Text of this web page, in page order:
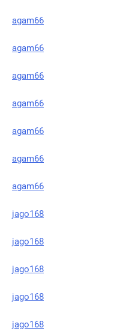
agam66
agam66
agam66
agam66
agam66
agam66
agam66
jago168
jago168
jago168
jago168
jago168